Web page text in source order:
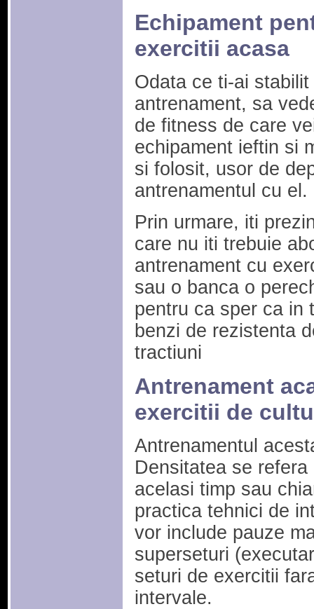
Echipament
exercitii acasa
Odata ce ti-ai
antrenament, sa
de fitness de care
echipament ieftin si
si folosit, usor de
antrenamentul cu el.
Prin urmare, iti
care nu iti trebuie
antrenament cu
sau o banca o
pentru ca sper ca in
benzi de rezistenta
tractiuni
Antrenament
exercitii de
Antrenamentul
Densitatea se
acelasi timp sau
practica tehnici de
vor include pauze
superseturi
seturi de exercitii
intervale.